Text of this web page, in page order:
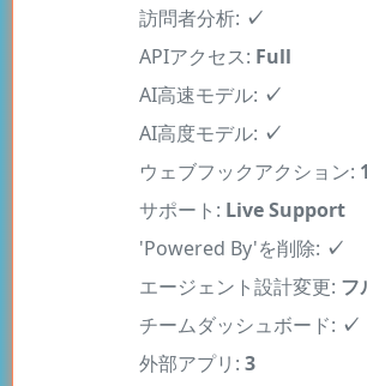
APIアクセス:Full
AI高速モデル:✓
AI高度モデル: ✓
ウェブフックアクション:
サポート:Live Support
'Powered By'を削除:✓
エージェント設計変更:フル
チームダッシュボード: ✓
外部アプリ:3
ボット別アクション: